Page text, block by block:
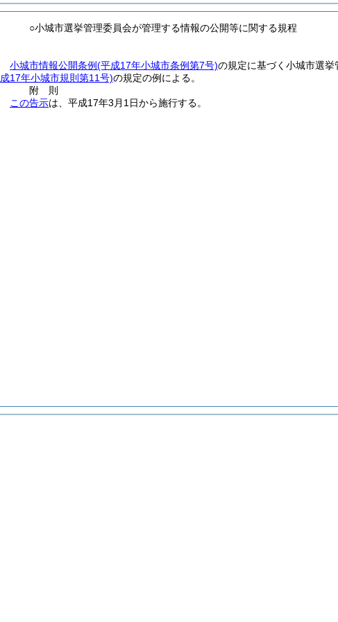
○小城市選挙管理委員会が管理する情報の公開等に関する規程
小城市情報公開条例(平成17年小城市条例第7号)の規定に基づく小城市選挙
成17年小城市規則第11号)の規定の例による。
附 則
この告示は、平成17年3月1日から施行する。